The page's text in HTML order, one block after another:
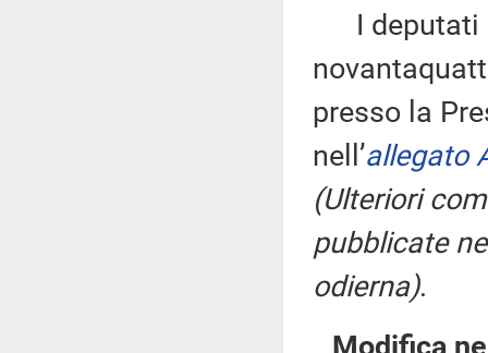
I deputati
presso la
nell’allegato
(Ulteriori
pubblicate
odierna).